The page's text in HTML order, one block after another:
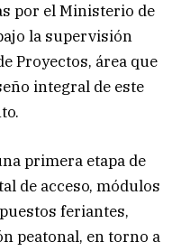
por el Ministerio de
la supervisión
Proyectos, área que
integral de este
primera etapa de
de acceso, módulos
feriantes,
peatonal, en torno a